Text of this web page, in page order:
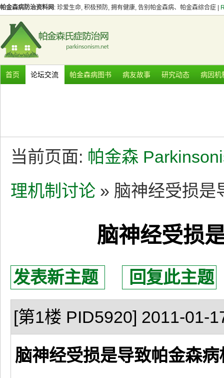
帕金森病防治资料网 : 珍爱生命, 积极预防, 拥有健康, 告别帕金森病、帕金森综合症 |
首页 论坛交流 帕金森病图书 病友故事 研究动态 病因机
当前页面: 帕金森
理机制讨论 » 脑神经受损是
脑神经受损
发表新主题 回复此主题
[第1楼 PID5920] 2011-01-
脑神经受损是导致帕金森病